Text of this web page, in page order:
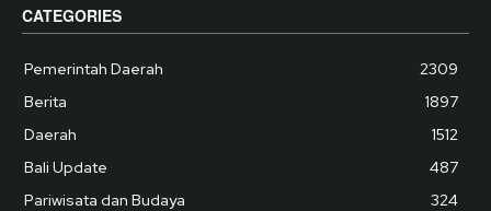
CATEGORIES
Pemerintah Daerah
2309
Berita
1897
Daerah
1512
Bali Update
487
Pariwisata dan Budaya
324